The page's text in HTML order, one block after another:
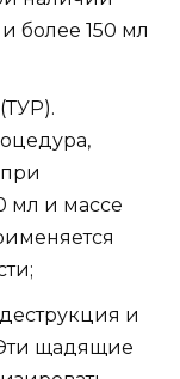
более 150 мл
мл и массе
и
щадящие